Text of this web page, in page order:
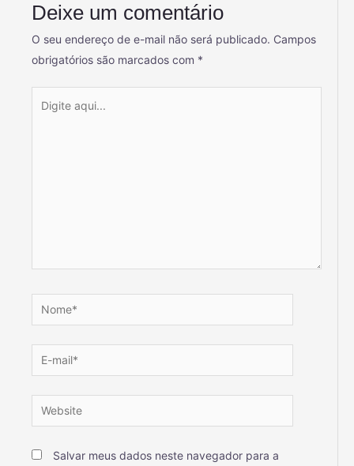
Deixe um comentário
O seu endereço de e-mail não será publicado. Campos
obrigatórios são marcados com *
Salvar meus dados neste navegador para a